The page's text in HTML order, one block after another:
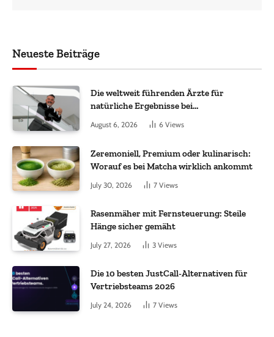
Neueste Beiträge
Die weltweit führenden Ärzte für
natürliche Ergebnisse bei
Haartransplantationen
August 6, 2026 6 Views
Zeremoniell, Premium oder kulinarisch:
Worauf es bei Matcha wirklich ankommt
July 30, 2026 7 Views
Rasenmäher mit Fernsteuerung: Steile
Hänge sicher gemäht
July 27, 2026 3 Views
Die 10 besten JustCall-Alternativen für
Vertriebsteams 2026
July 24, 2026 7 Views